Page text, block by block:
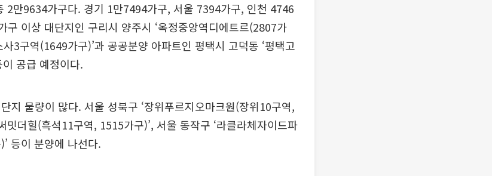
2만9634가구다. 경기 1만7494가구, 서울 7394가구, 인천 4746
구 이상 대단지인 구리시 양주시 ‘옥정중앙역디에트르(2807가
사3구역(1649가구)’과 공공분양 아파트인 평택시 고덕동 ‘평택고
이 공급 예정이다.
지 물량이 많다. 서울 성북구 ‘장위푸르지오마크원(장위10구역,
밋더힐(흑석11구역, 1515가구)’, 서울 동작구 ‘라클라체자이드파
등이 분양에 나선다.